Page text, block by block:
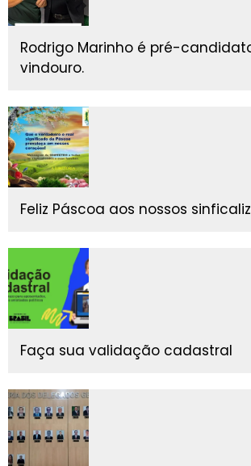
Rodrigo Marinho é pré-
vindouro.
Feliz Páscoa aos nossos
Faça sua validação cadastral